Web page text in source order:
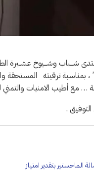
شـــباب وشـــيوخ عشــيرة
ورد ” ، بمناسبة ترقيته
… مع أطيب الامنيات والتمني
التوفيق .
الماجستير بتقدير امتياز